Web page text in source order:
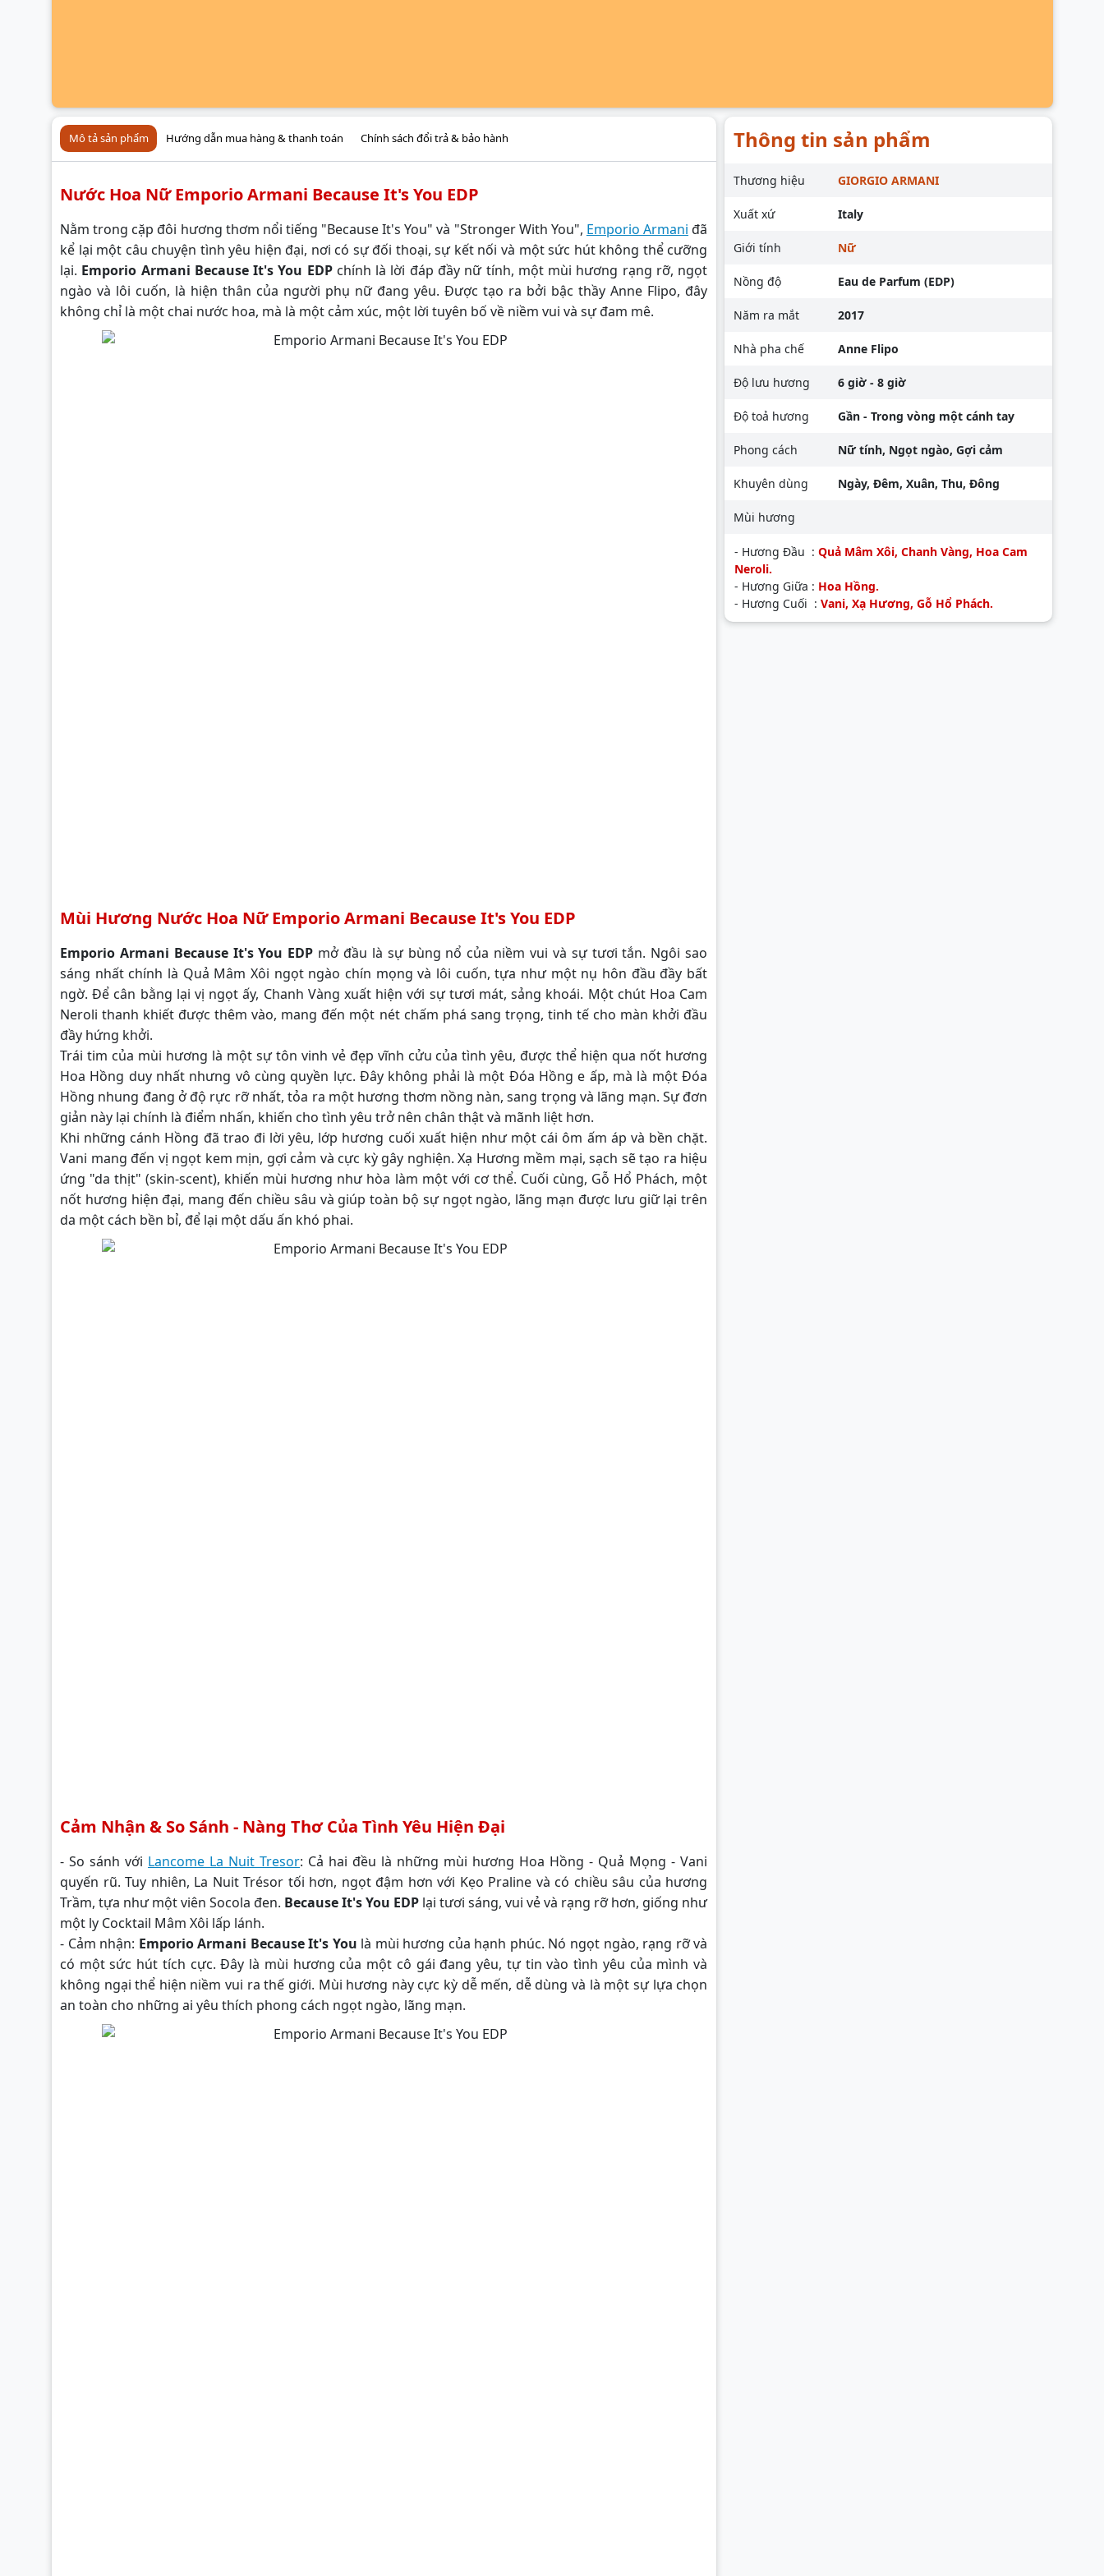
Mô tả sản phẩm Hướng dẫn mua hàng & thanh toán Chính sách đổi trả & bảo hành
Nước Hoa Nữ Emporio Armani Because It's You EDP
Nằm trong cặp đôi hương thơm nổi tiếng "Because It's You" và "Stronger With You", Emporio Armani đã
kể lại một câu chuyện tình yêu hiện đại, nơi có sự đối thoại, sự kết nối và một sức hút không thể cưỡng
lại. Emporio Armani Because It's You EDPchính là lời đáp đầy nữ tính, một mùi hương rạng rỡ, ngọt
ngào và lôi cuốn, là hiện thân của người phụ nữ đang yêu. Được tạo ra bởi bậc thầy Anne Flipo, đây
không chỉ là một chai nước hoa, mà là một cảm xúc, một lời tuyên bố về niềm vui và sự đam mê.
Mùi Hương Nước Hoa Nữ Emporio Armani Because It's You EDP
Emporio Armani Because It's You EDP mở đầu là sự bùng nổ của niềm vui và sự tươi tắn. Ngôi sao
sáng nhất chính là Quả Mâm Xôi ngọt ngào chín mọng và lôi cuốn, tựa như một nụ hôn đầu đầy bất
ngờ. Để cân bằng lại vị ngọt ấy, Chanh Vàng xuất hiện với sự tươi mát, sảng khoái. Một chút Hoa Cam
Neroli thanh khiết được thêm vào, mang đến một nét chấm phá sang trọng, tinh tế cho màn khởi đầu
đầy hứng khởi.
Trái tim của mùi hương là một sự tôn vinh vẻ đẹp vĩnh cửu của tình yêu, được thể hiện qua nốt hương
Hoa Hồng duy nhất nhưng vô cùng quyền lực. Đây không phải là một Đóa Hồng e ấp, mà là một Đóa
Hồng nhung đang ở độ rực rỡ nhất, tỏa ra một hương thơm nồng nàn, sang trọng và lãng mạn. Sự đơn
giản này lại chính là điểm nhấn, khiến cho tình yêu trở nên chân thật và mãnh liệt hơn.
Khi những cánh Hồng đã trao đi lời yêu, lớp hương cuối xuất hiện như một cái ôm ấm áp và bền chặt.
Vani mang đến vị ngọt kem mịn, gợi cảm và cực kỳ gây nghiện. Xạ Hương mềm mại, sạch sẽ tạo ra hiệu
ứng "da thịt" (skin-scent), khiến mùi hương như hòa làm một với cơ thể. Cuối cùng, Gỗ Hổ Phách, một
nốt hương hiện đại, mang đến chiều sâu và giúp toàn bộ sự ngọt ngào, lãng mạn được lưu giữ lại trên
da một cách bền bỉ, để lại một dấu ấn khó phai.
Cảm Nhận & So Sánh - Nàng Thơ Của Tình Yêu Hiện Đại
- So sánh với Lancome La Nuit Tresor: Cả hai đều là những mùi hương Hoa Hồng - Quả Mọng - Vani
quyến rũ. Tuy nhiên, La Nuit Trésor tối hơn, ngọt đậm hơn với Kẹo Praline và có chiều sâu của hương
Trầm, tựa như một viên Socola đen. Because It's You EDP lại tươi sáng, vui vẻ và rạng rỡ hơn, giống như
một ly Cocktail Mâm Xôi lấp lánh.
- Cảm nhận: Emporio Armani Because It's You là mùi hương của hạnh phúc. Nó ngọt ngào, rạng rỡ và
có một sức hút tích cực. Đây là mùi hương của một cô gái đang yêu, tự tin vào tình yêu của mình và
không ngại thể hiện niềm vui ra thế giới. Mùi hương này cực kỳ dễ mến, dễ dùng và là một sự lựa chọn
an toàn cho những ai yêu thích phong cách ngọt ngào, lãng mạn.
Thông tin sản phẩm
Thương hiệu GIORGIO ARMANI
Xuất xứ Italy
Giới tính Nữ
Nồng độ Eau de Parfum (EDP)
Năm ra mắt 2017
Nhà pha chế Anne Flipo
Độ lưu hương 6 giờ - 8 giờ
Độ toả hương Gần - Trong vòng một cánh tay
Phong cách Nữ tính, Ngọt ngào, Gợi cảm
Khuyên dùng Ngày, Đêm, Xuân, Thu, Đông
Mùi hương
- Hương Đầu : Quả Mâm Xôi, Chanh Vàng, Hoa Cam
Neroli.
- Hương Giữa : Hoa Hồng.
- Hương Cuối : Vani, Xạ Hương, Gỗ Hổ Phách.